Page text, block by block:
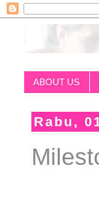
ABOUT US
Rabu,